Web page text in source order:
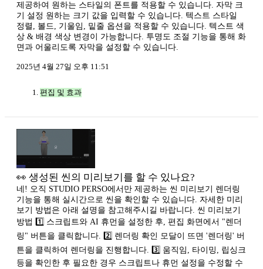
제공하여 원하는 스타일의 폰트를 적용할 수 있습니다. 자막 크
기 설정 원하는 크기 값을 입력할 수 있습니다. 텍스트 스타일
정렬, 볼드, 기울임, 밑줄 옵션을 적용할 수 있습니다. 텍스트 색
상 & 배경 색상 변경이 가능합니다. 투명도 조절 기능을 통해 화
면과 어울리도록 자막을 설정할 수 있습니다.
2025년 4월 27일 오후 11:51
편집 및 효과
👀 생성된 씬의 미리보기를 할 수 있나요?
네! 오직 STUDIO PERSO에서만 제공하는 씬 미리보기 렌더링
기능을 통해 실시간으로 씬을 확인할 수 있습니다. 자세한 미리
보기 방법은 아래 설명을 참고해주시길 바랍니다. 씬 미리보기
방법 1️⃣ 스크립트와 AI 휴먼을 설정한 후, 편집 화면에서 "렌더
링" 버튼을 클릭합니다. 2️⃣ 렌더링 확인 모달이 뜨면 '렌더링' 버
튼을 클릭하여 렌더링을 진행합니다. 3️⃣ 움직임, 타이밍, 립싱크
등을 확인한 후 필요한 경우 스크립트나 휴먼 설정을 수정할 수